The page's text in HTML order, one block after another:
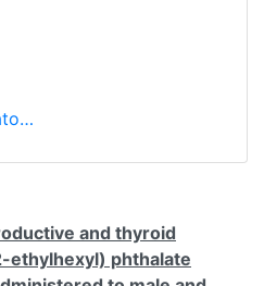
and thyroid
ethylhexyl) phthalate